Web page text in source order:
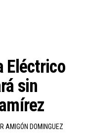
Eléctrico
sin
AMIGÓN DOMINGUEZ